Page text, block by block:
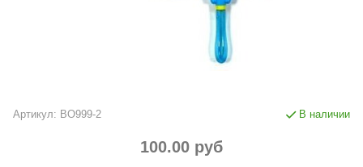
Артикул: BO999-2 В наличии
100.00 руб